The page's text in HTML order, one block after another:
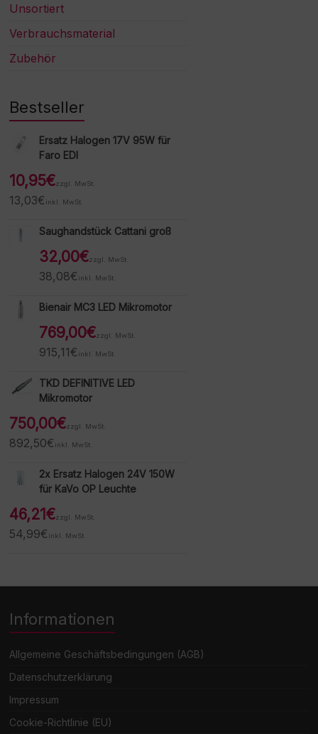
Unsortiert
Verbrauchsmaterial
Zubehör
Bestseller
Ersatz Halogen 17V 95W für
Faro EDI
10,95€zzgl. MwSt.
13,03€ inkl. MwSt.
Saughandstück Cattani groß
32,00€zzgl. MwSt.
38,08€ inkl. MwSt.
Bienair MC3 LED Mikromotor
769,00€zzgl. MwSt.
915,11€ inkl. MwSt.
TKD DEFINITIVE LED
Mikromotor
750,00€zzgl. MwSt.
892,50€ inkl. MwSt.
2x Ersatz Halogen 24V 150W
für KaVo OP Leuchte
46,21€zzgl. MwSt.
54,99€ inkl. MwSt.
Informationen
Allgemeine Geschäftsbedingungen (AGB)
Datenschutzerklärung
Impressum
Cookie-Richtlinie (EU)